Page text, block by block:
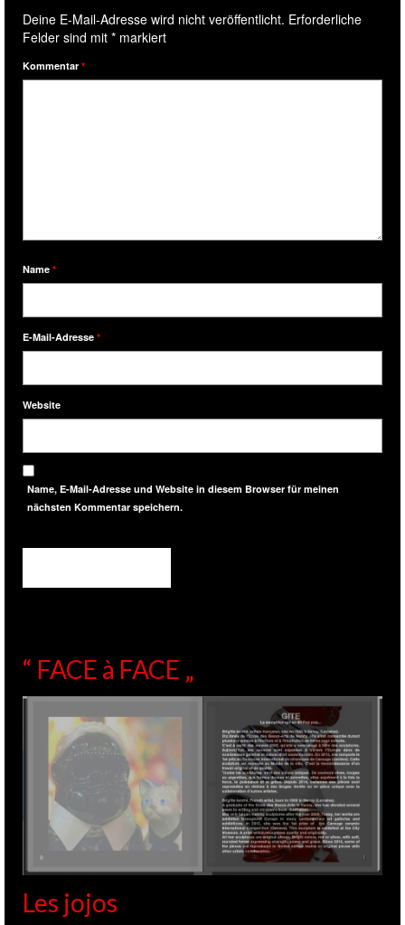
Deine E-Mail-Adresse wird nicht veröffentlicht. Erforderliche
Felder sind mit * markiert
Kommentar *
Name *
E-Mail-Adresse *
Website
Name, E-Mail-Adresse und Website in diesem Browser für meinen
nächsten Kommentar speichern.
“ FACE à FACE „
Les jojos